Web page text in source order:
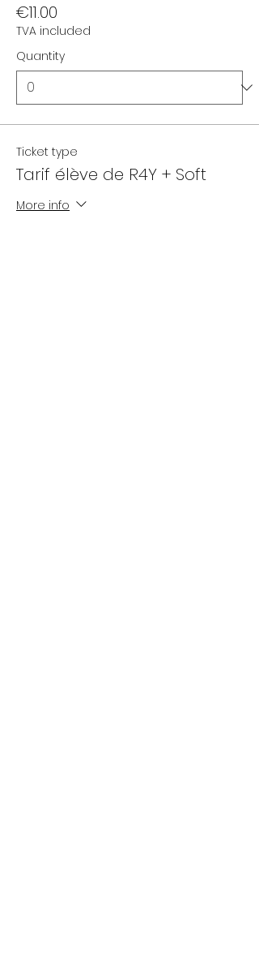
€11.00
TVA included
Quantity
Ticket type
Tarif élève de R4Y + Soft
More info